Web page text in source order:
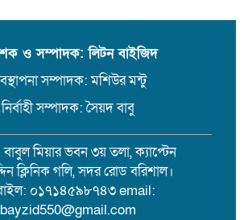
ওপর হামলা, জেলা সাংবাদিক ইউনিয়নের
১৭ বছরের সাজাপ্রাপ্ত অস্ত্র মামলার পলাতক
আসামি র‍্যাব-৮ এর অভিযানে গ্রেফতার
বরিশালে সন্তানের সামনে বৃদ্ধা মাকে
কুপিয়ে জখম। থানায় অভিযোগ
ও সম্পাদক: লিটন বাইজিদ
সম্পাদক: মশিউর মন্টু
নির্বাহী সম্পাদক: সৈয়দ বাবু
মিয়ার ভবন ৩য় তলা, ক্যাপ্টেন
ক্লিনিক গলি, সদর রোড বরিশাল।
০১৭১৪৫৯৮৭৪৩ email:
bayzid550@gmail.com